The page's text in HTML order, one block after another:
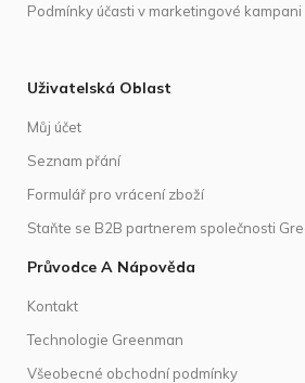
Podmínky účasti v marketingové kampani
Uživatelská Oblast
Můj účet
Seznam přání
Formulář pro vrácení zboží
Staňte se B2B partnerem společnosti
Průvodce A Nápověda
Kontakt
Technologie Greenman
Všeobecné obchodní podmínky